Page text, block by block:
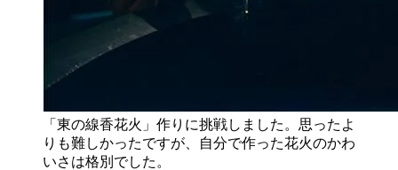
「東の線香花火」作りに挑戦しました。思ったよ
りも難しかったですが、自分で作った花火のかわ
いさは格別でした。